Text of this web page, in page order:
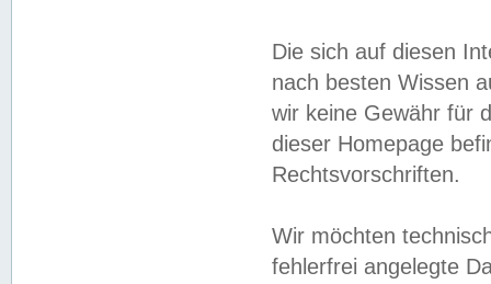
Die sich auf diesen
nach besten Wissen
wir keine Gewähr für
dieser Homepage
Rechtsvorschriften.
Wir möchten
fehlerfrei angelegte